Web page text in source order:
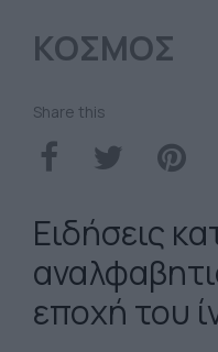
ΚΟΣΜΟΣ
Share this
Ειδήσεις
εποχή του